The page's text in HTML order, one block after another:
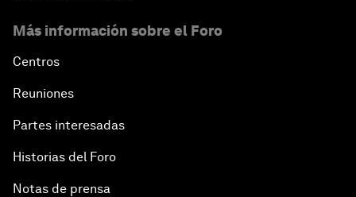
Más información sobre el Foro
Centros
Reuniones
Partes interesadas
Historias del Foro
Notas de prensa